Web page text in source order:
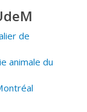
de
animale du